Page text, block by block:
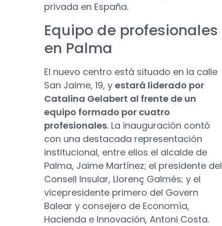
privada en España.
Equipo de profesionales
en Palma
El nuevo centro está situado en la calle
San Jaime, 19, y estará liderado por
Catalina Gelabert al frente de un
equipo formado por cuatro
profesionales. La inauguración contó
con una destacada representación
institucional, entre ellos el alcalde de
Palma, Jaime Martínez; el presidente del
Consell Insular, Llorenç Galmés; y el
vicepresidente primero del Govern
Balear y consejero de Economía,
Hacienda e Innovación, Antoni Costa.